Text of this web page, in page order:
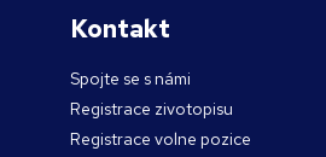
Kontakt
Spojte se s námi
Registrace zivotopisu
Registrace volne pozice